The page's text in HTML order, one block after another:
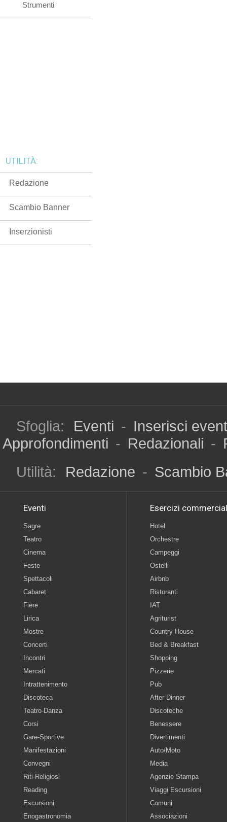
Strumenti
UTILITÀ:
Redazione
Scambio Banner
Inserzionisti
Sfoglia: Eventi - Inserisci
Approfondimenti - Redazionali -
Utilità:
Redazione - Scambio
Eventi
Sagre
Teatro
Cinema
Feste
Spettacoli
Cabaret
Fiere
Lirica
Mostre
Concerti
Incontri
Mercati
Intrattenimento
Discoteca
Teatro-Danza
Corsi
Gare-Sportive
Manifestazioni
Convegni
Riti-Religiosi
Reading
Escursioni
Enogastronomia
Esercizi
Hotel
Orchestre
Campeggi
Ostelli
Airbnb
Ristoranti
IAT
Agriturist
Country House
Bed & Breakfast
Shopping
Pizzerie
Pub
After Dinner
Discoteche
Benessere
Divertimenti
Auto/Moto
Media
Agenzie Stampa
Viaggi Escursioni
Comuni
Associazioni